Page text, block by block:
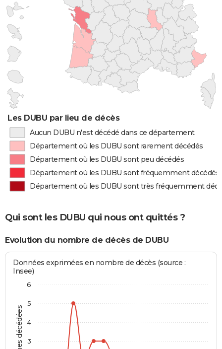
Les DUBU par lieu de décès
Aucun DUBU n'est décédé dans ce département
Département où les DUBU sont rarement décédés
Département où les DUBU sont peu décédés
Département où les DUBU sont fréquemment décédés
Département où les DUBU sont très fréquemment
Qui sont les DUBU qui nous ont quittés ?
Evolution du nombre de décès de DUBU
Données exprimées en nombre de décès (source :
Insee)
3
4
5
6